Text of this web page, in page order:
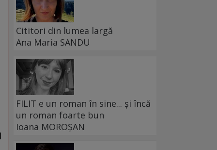
Cititori din lumea largă
Ana Maria SANDU
FILIT e un roman în sine... și încă
un roman foarte bun
Ioana MOROȘAN